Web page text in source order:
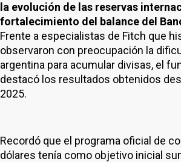
la evolución de las reservas
fortalecimiento del balance del
Frente a especialistas de Fitch que
observaron con preocupación la
argentina para acumular divisas, el
destacó los resultados obtenidos
2025.
Recordó que el programa oficial de
dólares tenía como objetivo inicial